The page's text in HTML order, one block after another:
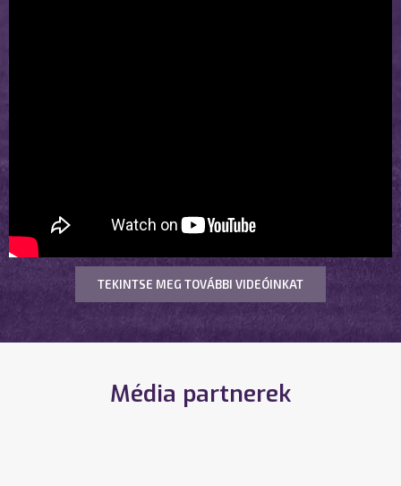
TEKINTSE MEG TOVÁBBI VIDEÓINKAT
Média partnerek